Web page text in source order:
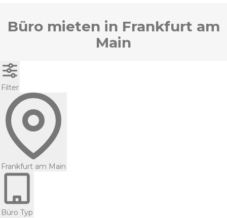
Büro mieten in Frankfurt am
Main
Filter
Frankfurt am Main
Büro Typ